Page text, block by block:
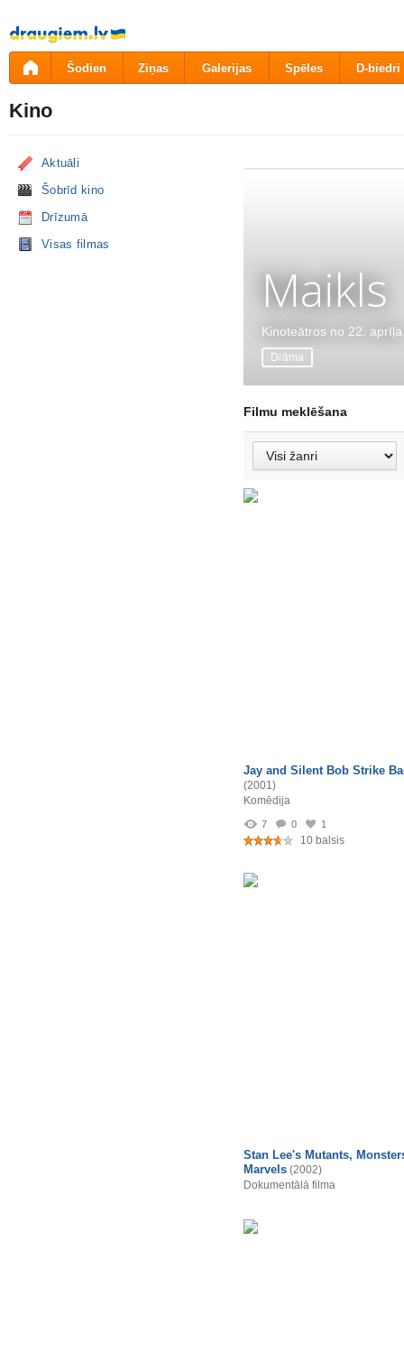
Pāriet
uz
saturu
Šodien Ziņas Galerijas Spēles D-biedri
Kino
Aktuāli
Šobrīd kino
Drīzumā
Visas filmas
Maikls
Kinoteātros no 22. aprīļa
Drāma
Filmu meklēšana
Jay and Silent Bob Strike
(2001)
Komēdija
7 0 1
10 balsis
Stan Lee's Mutants,
Marvels (2002)
Dokumentālā filma